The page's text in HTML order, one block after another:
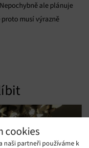
cookies
naši partneři používáme k
ale plánuje
musí výrazně